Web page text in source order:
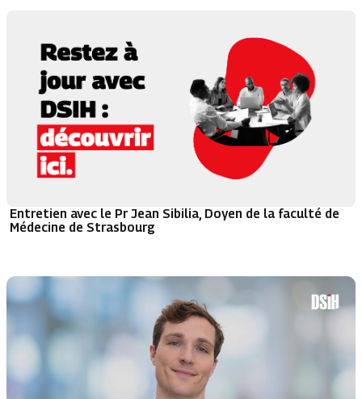
Entretien avec le Pr Jean Sibilia, Doyen de la faculté de
Médecine de Strasbourg